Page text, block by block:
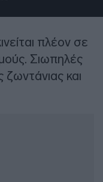
πλέον σε
Σιωπηλές
και